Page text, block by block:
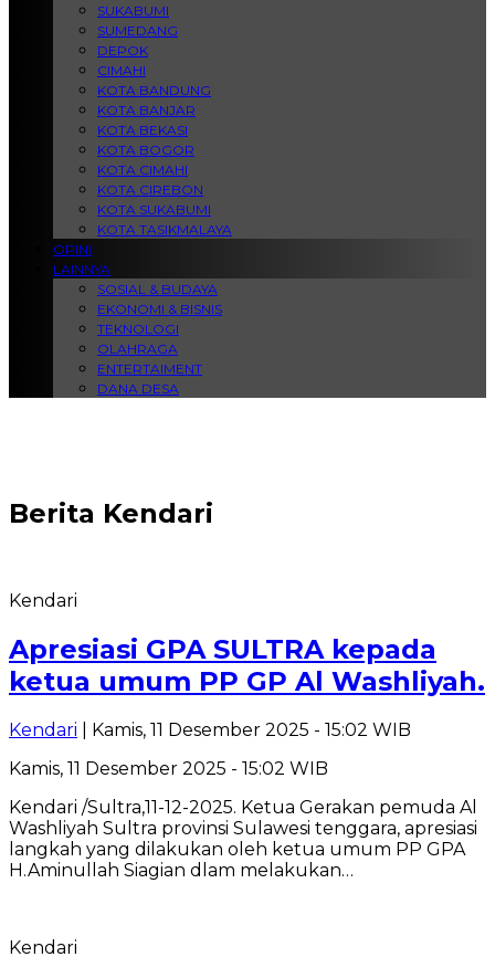
SUKABUMI
SUMEDANG
DEPOK
CIMAHI
KOTA BANDUNG
KOTA BANJAR
KOTA BEKASI
KOTA BOGOR
KOTA CIMAHI
KOTA CIREBON
KOTA SUKABUMI
KOTA TASIKMALAYA
OPINI
LAINNYA
SOSIAL & BUDAYA
EKONOMI & BISNIS
TEKNOLOGI
OLAHRAGA
ENTERTAIMENT
DANA DESA
Berita Kendari
Kendari
Apresiasi GPA SULTRA kepada
ketua umum PP GP Al Washliyah.
Kendari | Kamis, 11 Desember 2025 - 15:02 WIB
Kamis, 11 Desember 2025 - 15:02 WIB
Kendari /Sultra,11-12-2025. Ketua Gerakan pemuda Al
Washliyah Sultra provinsi Sulawesi tenggara, apresiasi
langkah yang dilakukan oleh ketua umum PP GPA
H.Aminullah Siagian dlam melakukan…
Kendari